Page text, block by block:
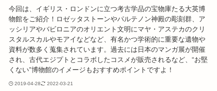
今回は、イギリス・ロンドンに立つ考古学品の宝物庫たる大英博
物館をご紹介！ロゼッタストーンやパルテノン神殿の彫刻群、ア
ッシリアやバビロニアのオリエント文明にマヤ・アステカのクリ
スタルスカルやモアイなどなど、有名かつ学術的に重要な遺物や
資料が数多く蒐集されています。過去には日本のマンガ展が開催
され、古代エジプトとコラボしたコスメが販売されるなど、“お堅
くない”博物館のイメージもおすすめポイントですよ！
2019-04-28 2022-03-21